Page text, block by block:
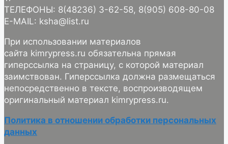
ТЕЛЕФОНЫ: 8(48236) 3-62-58, 8(905) 608-80-08
E-MAIL: ksha@list.ru
При использовании материалов
сайта kimrypress.ru обязательна прямая
гиперссылка на страницу, с которой материал
заимствован. Гиперссылка должна размещаться
непосредственно в тексте, воспроизводящем
оригинальный материал kimrypress.ru.
Политика в отношении обработки персональных
данных